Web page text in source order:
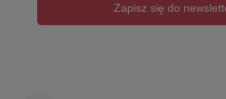
Zapisz się do